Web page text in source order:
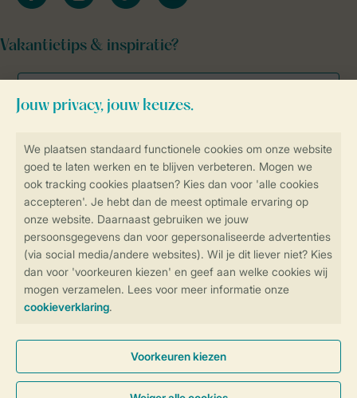
Controle over jouw gegevens &
Instellingen wijzigen
Veilig en snel online boeken
Veilige gegevensoverdracht
Veilige betaling
Vakantietips & inspiratie?